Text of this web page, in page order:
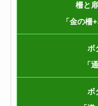
柵と
「金の柵
ボ
「
ボ